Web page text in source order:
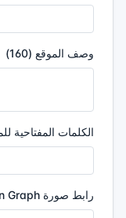
وصف الموقع (160)
الكلمات المفتاحية
رابط صورة Open Graph